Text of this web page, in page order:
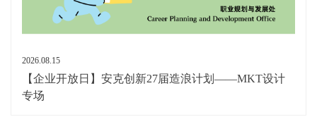
2026.08.15
【企业开放日】安克创新27届造浪计划——MKT设计
专场